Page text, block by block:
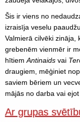
Šis ir viens no
izraisīja veselu
Valmierā cilvēki zināja,
grebenēm vienmēr ir
hītiem Antinaids vai
draugiem, mēģiniet
saviem bēriem un
mājās no darba vai
Ar grupas